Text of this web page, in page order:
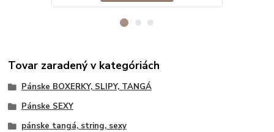
Tovar zaradený v kategóriách
Pánske BOXERKY, SLIPY, TANGÁ
Pánske SEXY
pánske tangá, string, sexy